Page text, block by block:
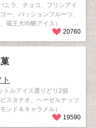
ニラ、チョコ、プリンアイ
ー、パッションフルーツ、
蔵王大吟醸アイス）
20760
トルアイス選りどり2個
ピスタチオ、ヘーゼルナッツ
ンド＆キャラメル）
19590